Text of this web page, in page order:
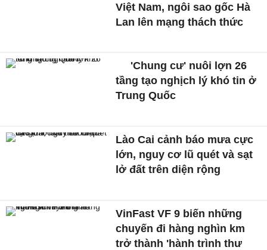
Việt Nam, ngôi sao gốc Hà
Lan lên mạng thách thức
'Chung cư' nuôi lợn 26
tầng tạo nghịch lý khó tin ở
Trung Quốc
Lào Cai cảnh báo mưa cực
lớn, nguy cơ lũ quét và sạt
lở đất trên diện rộng
VinFast VF 9 biến những
chuyến đi hàng nghìn km
trở thành 'hành trình thư